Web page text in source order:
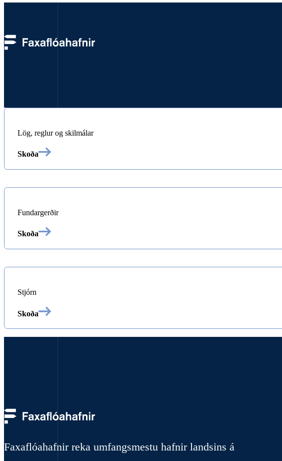
Stjórnun
Lög, reglur og skilmálar
Skoða
Fundargerðir
Skoða
Stjórn
Skoða
Faxaflóahafnir reka umfangsmestu hafnir landsins á